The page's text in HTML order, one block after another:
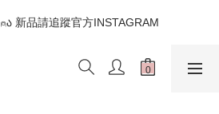
，請另開瀏覽器 (不要直接從ig連結網站
下單)
新品請追蹤官方INSTAGRAM
請另開瀏覽器 (不要直接從ig連結網站